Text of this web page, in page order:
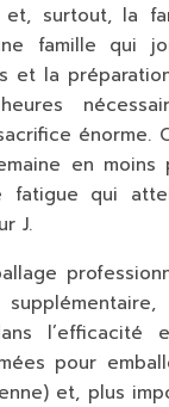
et, surtout, la
famille qui
et la
énorme.
en moins
qui
J.
l’efficacité
pour
et, plus